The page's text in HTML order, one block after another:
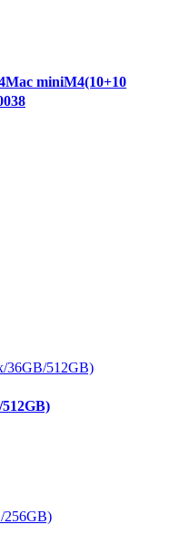
miniM4(10+10